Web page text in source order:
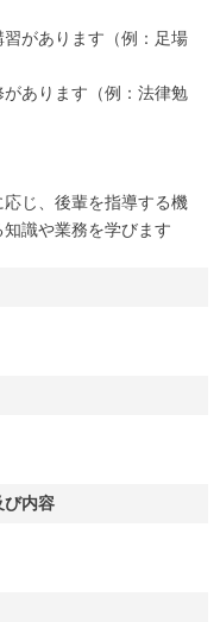
があります（例：足場
あります（例：法律勉
じ、後輩を指導する機
識や業務を学びます
び内容